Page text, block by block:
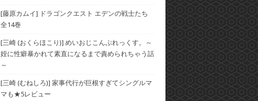
[藤原カムイ] ドラゴンクエスト エデンの戦士たち
全14巻
[三崎 (おくらほこり)] めいおじこんぷれっくす。～
姪に性癖暴かれて素直になるまで責められちゃう話
～
[三崎 (むねしろ)] 家事代行が巨根すぎてシングルマ
マも★5レビュー